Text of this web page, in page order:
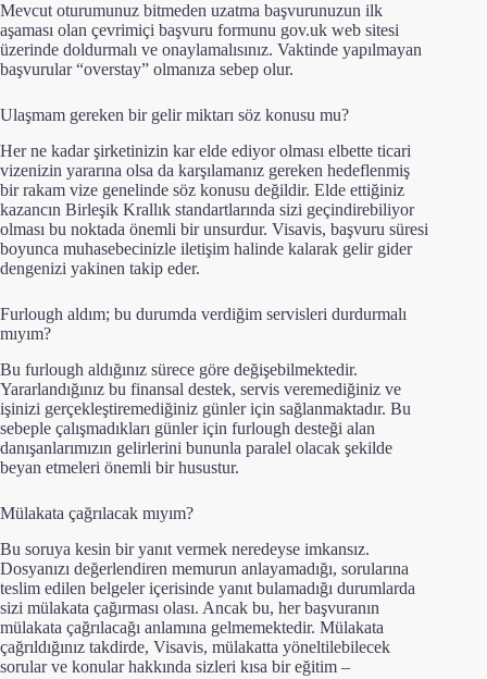
Mevcut oturumunuz bitmeden uzatma başvurunuzun ilk
aşaması olan çevrimiçi başvuru formunu gov.uk web sitesi
üzerinde doldurmalı ve onaylamalısınız. Vaktinde yapılmayan
başvurular “overstay” olmanıza sebep olur.
Ulaşmam gereken bir gelir miktarı söz konusu mu?
Her ne kadar şirketinizin kar elde ediyor olması elbette ticari
vizenizin yararına olsa da karşılamanız gereken hedeflenmiş
bir rakam vize genelinde söz konusu değildir. Elde ettiğiniz
kazancın Birleşik Krallık standartlarında sizi geçindirebiliyor
olması bu noktada önemli bir unsurdur. Visavis, başvuru süresi
boyunca muhasebecinizle iletişim halinde kalarak gelir gider
dengenizi yakinen takip eder.
Furlough aldım; bu durumda verdiğim servisleri durdurmalı
mıyım?
Bu furlough aldığınız sürece göre değişebilmektedir.
Yararlandığınız bu finansal destek, servis veremediğiniz ve
işinizi gerçekleştiremediğiniz günler için sağlanmaktadır. Bu
sebeple çalışmadıkları günler için furlough desteği alan
danışanlarımızın gelirlerini bununla paralel olacak şekilde
beyan etmeleri önemli bir husustur.
Mülakata çağrılacak mıyım?
Bu soruya kesin bir yanıt vermek neredeyse imkansız.
Dosyanızı değerlendiren memurun anlayamadığı, sorularına
teslim edilen belgeler içerisinde yanıt bulamadığı durumlarda
sizi mülakata çağırması olası. Ancak bu, her başvuranın
mülakata çağrılacağı anlamına gelmemektedir. Mülakata
çağrıldığınız takdirde, Visavis, mülakatta yöneltilebilecek
sorular ve konular hakkında sizleri kısa bir eğitim –